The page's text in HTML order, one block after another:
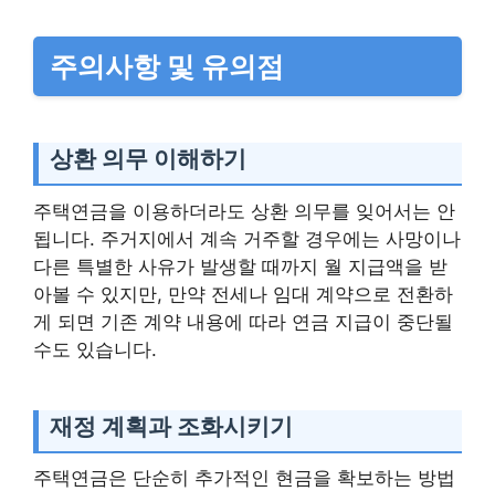
주의사항 및 유의점
상환 의무 이해하기
주택연금을 이용하더라도 상환 의무를 잊어서는 안
됩니다. 주거지에서 계속 거주할 경우에는 사망이나
다른 특별한 사유가 발생할 때까지 월 지급액을 받
아볼 수 있지만, 만약 전세나 임대 계약으로 전환하
게 되면 기존 계약 내용에 따라 연금 지급이 중단될
수도 있습니다.
재정 계획과 조화시키기
주택연금은 단순히 추가적인 현금을 확보하는 방법